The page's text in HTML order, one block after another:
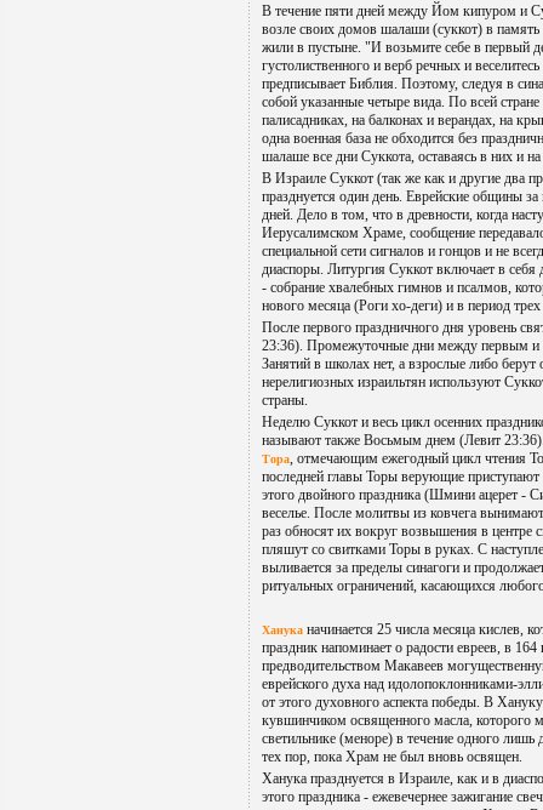
В течение пяти дней между Йом кипуром и
возле своих домов шалаши (суккот) в
жили в пустыне. "И возьмите себе в первый
густолиственного и верб речных и
предписывает Библия. Поэтому, следуя в
собой указанные четыре вида. По всей
палисадниках, на балконах и верандах, на
одна военная база не обходится без
шалаше все дни Суккота, оставаясь в них и
В Израиле Суккот (так же как и другие два
празднуется один день. Еврейские общины
дней. Дело в том, что в древности, когда
Иерусалимском Храме, сообщение
специальной сети сигналов и гонцов и не
диаспоры. Литургия Суккот включает в
- собрание хвалебных гимнов и псалмов,
нового месяца (Роги хо-деги) и в период
После первого праздничного дня уровень
23:36). Промежуточные дни между первым и
Занятий в школах нет, а взрослые либо
нерелигиозных израильтян используют
страны.
Неделю Суккот и весь цикл осенних
называют также Восьмым днем (Левит
Тора, отмечающим ежегодный цикл чтения
последней главы Торы верующие
этого двойного праздника (Шмини ацерет -
веселье. После молитвы из ковчега
раз обносят их вокруг возвышения в центре
пляшут со свитками Торы в руках. С
выливается за пределы синагоги и
ритуальных ограничений, касающихся
Ханука начинается 25 числа месяца кислев,
праздник напоминает о радости евреев, в
предводительством Макавеев
еврейского духа над идолопоклонниками-
от этого духовного аспекта победы. В
кувшинчиком освященного масла, которого
светильнике (меноре) в течение одного
тех пор, пока Храм не был вновь освящен.
Ханука празднуется в Израиле, как и в
этого праздника - ежевечернее зажигание